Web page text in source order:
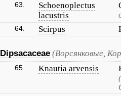
63.
Schoenoplectus
lacustris
64. Scirpus
Dipsacaceae (Ворсянковые,
65. Knautia arvensis